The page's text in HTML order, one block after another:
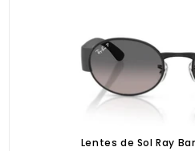
Lentes de Sol Ray